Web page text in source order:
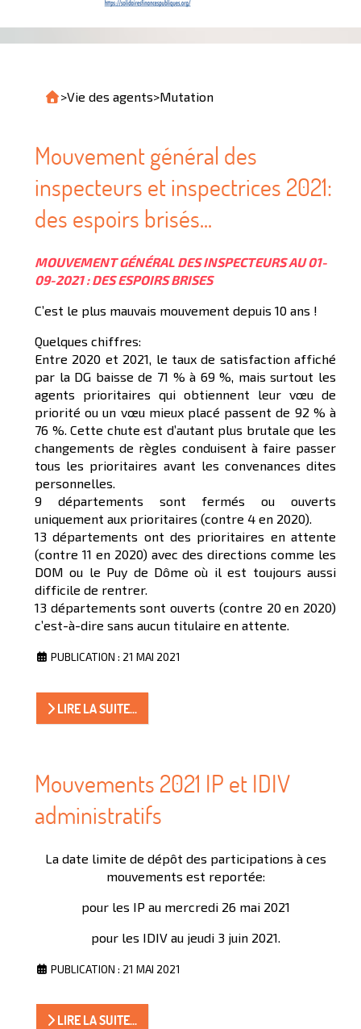
>Vie des agents>Mutation
Mouvement général des
inspecteurs et inspectrices 2021:
des espoirs brisés...
MOUVEMENT GÉNÉRAL DES INSPECTEURS AU 01-
09-2021 : DES ESPOIRS BRISES
C’est le plus mauvais mouvement depuis 10 ans !
Quelques chiffres:
Entre 2020 et 2021, le taux de satisfaction affiché
par la DG baisse de 71 % à 69 %, mais surtout les
agents prioritaires qui obtiennent leur vœu de
priorité ou un vœu mieux placé passent de 92 % à
76 %. Cette chute est d’autant plus brutale que les
changements de règles conduisent à faire passer
tous les prioritaires avant les convenances dites
personnelles.
9 départements sont fermés ou ouverts
uniquement aux prioritaires (contre 4 en 2020).
13 départements ont des prioritaires en attente
(contre 11 en 2020) avec des directions comme les
DOM ou le Puy de Dôme où il est toujours aussi
difficile de rentrer.
13 départements sont ouverts (contre 20 en 2020)
c’est-à-dire sans aucun titulaire en attente.
PUBLICATION : 21 MAI 2021
LIRE LA SUITE...
Mouvements 2021 IP et IDIV
administratifs
La date limite de dépôt des participations à ces
mouvements est reportée:
pour les IP au mercredi 26 mai 2021
pour les IDIV au jeudi 3 juin 2021.
PUBLICATION : 21 MAI 2021
LIRE LA SUITE...